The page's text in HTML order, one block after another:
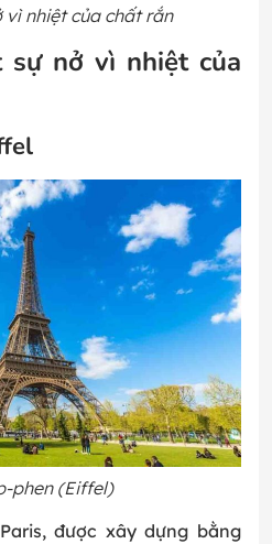
vì nhiệt của chất rắn
nở vì nhiệt của
phen (Eiffel)
được xây dựng bằng